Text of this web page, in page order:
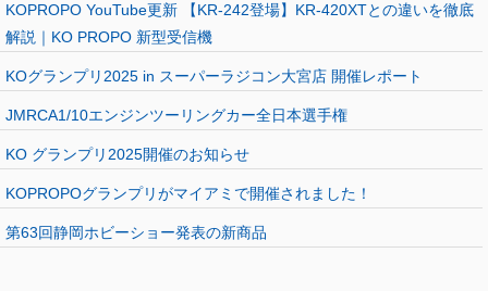
KOPROPO YouTube更新 【KR-242登場】KR-420XTとの違いを徹底
解説｜KO PROPO 新型受信機
KOグランプリ2025 in スーパーラジコン大宮店 開催レポート
JMRCA1/10エンジンツーリングカー全日本選手権
KO グランプリ2025開催のお知らせ
KOPROPOグランプリがマイアミで開催されました！
第63回静岡ホビーショー発表の新商品